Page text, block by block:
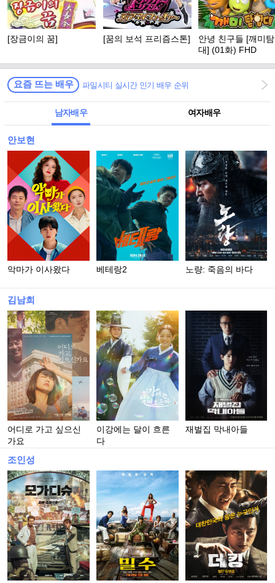
[장금이의 꿈] [꿈의 보석 프리즘스톤]
안녕 친구들 [깨미
대] (01화) FHD
요즘 뜨는 배우 파일시티 실시간 인기 배우 순위
남자배우 여자배우
안보현
악마가 이사왔다 베테랑2 노량: 죽음의 바다
김남희
어디로 가고 싶으신
가요
이강에는 달이 흐른
다
재벌집 막내아들
조인성